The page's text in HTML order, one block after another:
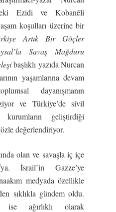
Ezidi ve Kobanêli
koşulları üzerine bir
Artık Bir Göçler
Savaş Mağduru
başlıklı yazıda Nurcan
yaşamlarına devam
dayanışmanın
ve Türkiye’de sivil
geliştirdiği
değerlendiriyor.
olan ve savaşla iç içe
İsrail’in Gazze’ye
medyada özellikle
sıklıkla gündem oldu.
ise ağırlıklı olarak